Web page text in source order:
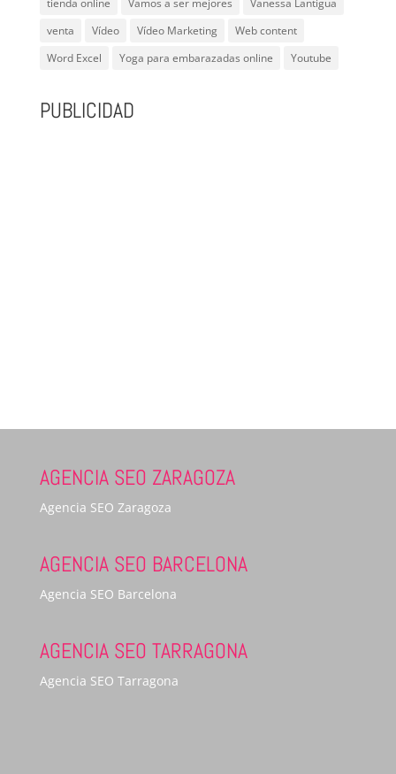
venta
Vídeo Vídeo Marketing
Web content
Word Excel
Yoga para embarazadas online Youtube
PUBLICIDAD
AGENCIA SEO ZARAGOZA
Agencia SEO Zaragoza
AGENCIA SEO BARCELONA
Agencia SEO Barcelona
AGENCIA SEO TARRAGONA
Agencia SEO Tarragona